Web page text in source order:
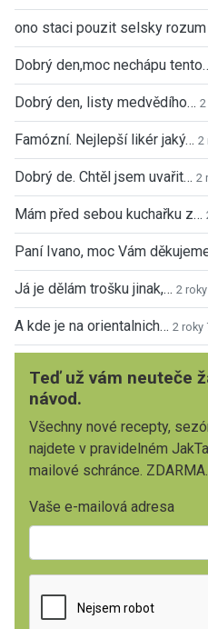
ono staci pouzit selsky rozum
Dobrý den,moc nechápu
Dobrý den, listy medvědího…
Famózní. Nejlepší likér jaký… 2
Dobrý de. Chtěl jsem uvařit… 2
Mám před sebou kuchařku z…
Paní Ivano, moc Vám
Já je dělám trošku jinak,… 2
A kde je na orientalnich… 2 roky
Teď už vám neuteče
návod.
Všechny nové recepty,
najdete v pravidelném
mailové schránce. ZDARMA.
Vaše e-mailová adresa